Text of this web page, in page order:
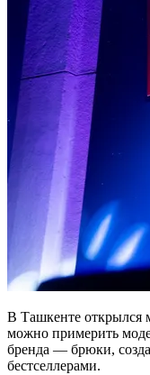
В Ташкенте открылся
можно примерить
бренда — брюки,
бестселлерами.